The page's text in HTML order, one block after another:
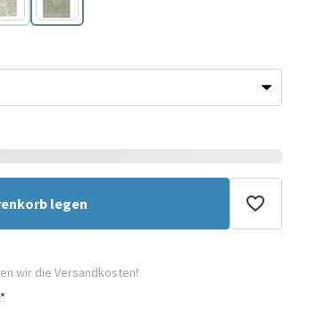
Grün
legen
wir die Versandkosten!